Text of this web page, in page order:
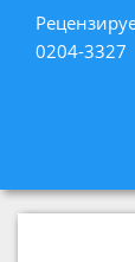
0204-3327